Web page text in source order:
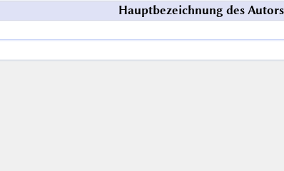
Hauptbezeichnung des